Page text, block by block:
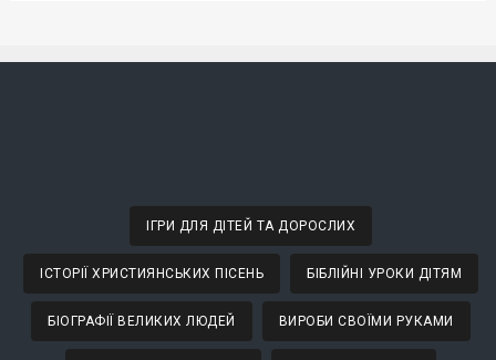
ІГРИ ДЛЯ ДІТЕЙ ТА ДОРОСЛИХ
ІСТОРІЇ ХРИСТИЯНСЬКИХ ПІСЕНЬ БІБЛІЙНІ УРОКИ ДІТЯМ
БІОГРАФІЇ ВЕЛИКИХ ЛЮДЕЙ ВИРОБИ СВОЇМИ РУКАМИ